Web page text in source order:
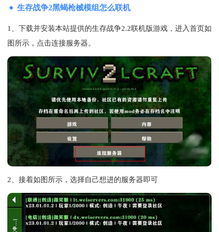
生存战争2黑蝎枪械模组怎么联机
1、下载并安装本站提供的生存战争2.2联机版游戏，进入首页如
图所示，点击连接服务器。
2、接着如图所示，选择自己想进的服务器即可